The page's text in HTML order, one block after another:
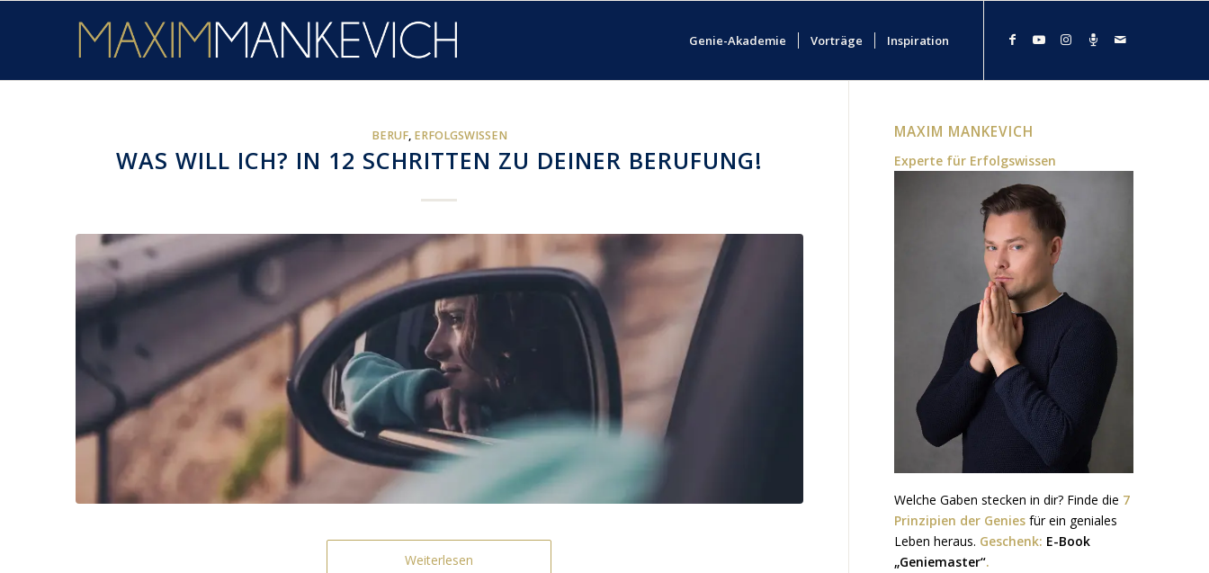
Genie-Akademie Vorträge Inspiration
BERUF, ERFOLGSWISSEN
WAS WILL ICH? IN 12 SCHRITTEN ZU DEINER BERUFUNG!
Weiterlesen
MAXIM MANKEVICH
Experte für Erfolgswissen
Welche Gaben stecken in dir? Finde die 7
Prinzipien der Geniesfür ein geniales
Leben heraus. Geschenk: E-Book
„Geniemaster“.